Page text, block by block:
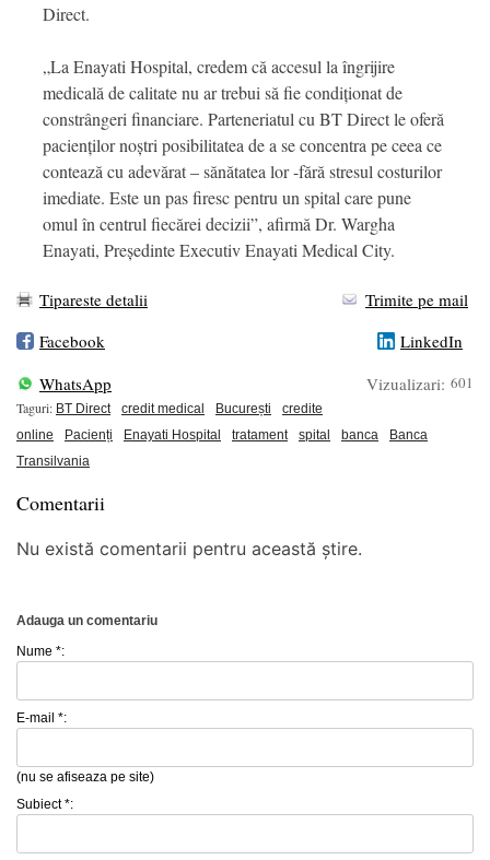
Direct.
„La Enayati Hospital, credem că accesul la îngrijire
medicală de calitate nu ar trebui să fie condiționat de
constrângeri financiare. Parteneriatul cu BT Direct le oferă
pacienților noștri posibilitatea de a se concentra pe ceea ce
contează cu adevărat – sănătatea lor -fără stresul costurilor
imediate. Este un pas firesc pentru un spital care pune
omul în centrul fiecărei decizii”, afirmă Dr. Wargha
Enayati, Președinte Executiv Enayati Medical City.
Tipareste detalii
Trimite pe mail
Facebook
LinkedIn
WhatsApp
Vizualizari: 601
Taguri: BT Direct credit medical București
credite
online
Pacienți Enayati Hospital tratament spital banca
Banca
Transilvania
Comentarii
Nu există comentarii pentru această știre.
Adauga un comentariu
Nume *:
E-mail *:
(nu se afiseaza pe site)
Subiect *: